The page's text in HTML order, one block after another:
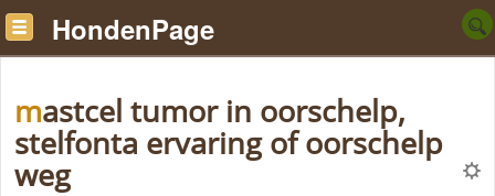
HondenPage
mastcel tumor in oorschelp,
stelfonta ervaring of oorschelp
weg